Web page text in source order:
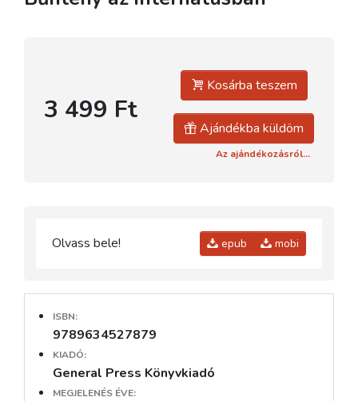
3 499 Ft
Kosárba teszem
Ajándékba küldöm
Az ajándékozásról...
Olvass bele! epub mobi
ISBN:
9789634527879
KIADÓ:
General Press Könyvkiadó
MEGJELENÉS ÉVE: